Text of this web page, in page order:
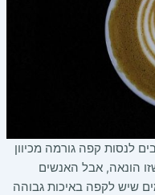
לנסות קפה גורמה מכיוון
הונאה, אבל האנשים
שיש לקפה באיכות גבוהה